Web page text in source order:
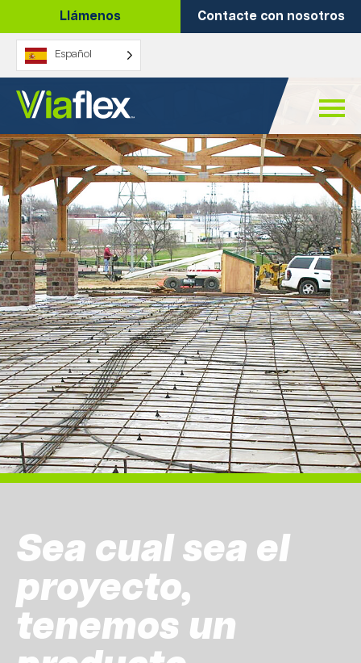
contenido
Llámenos Contacte con nosotros
Español
Sea cual sea el
proyecto,
tenemos un